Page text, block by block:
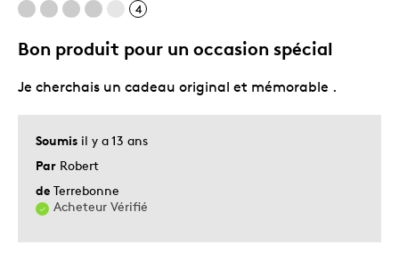
Les meilleures utilisations
Très Belle Présentation P
4
Bon produit pour un occasion spécial
Soumis il y a 13 ans
Par Robert
de Terrebonne
Acheteur Vérifié
Je cherchais un cadeau original et mémorable .